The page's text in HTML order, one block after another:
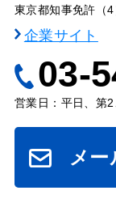
東京都知事免許（
企業サイト
03-
営業日：平日、第
メ